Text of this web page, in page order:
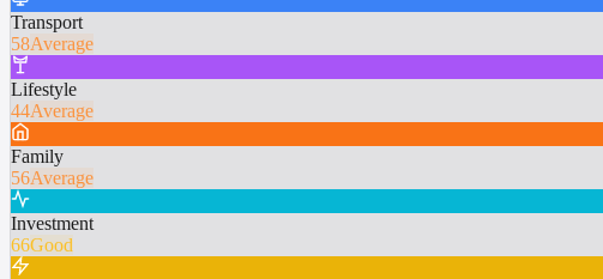
Transport
58Average
Lifestyle
44Average
Family
56Average
Investment
66Good